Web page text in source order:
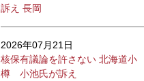
訴え 長岡
2026年07月21日
核保有議論を許さない 北海道小
樽 小池氏が訴え